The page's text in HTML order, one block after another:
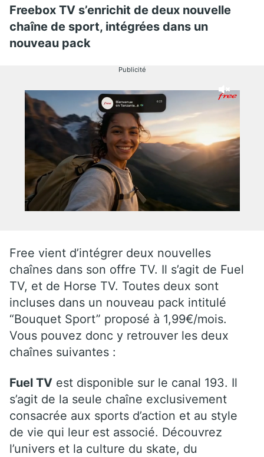
Freebox TV s’enrichit de deux nouvelle
chaîne de sport, intégrées dans un
nouveau pack
Publicité
Free vient d’intégrer deux nouvelles
chaînes dans son offre TV. Il s’agit de Fuel
TV, et de Horse TV. Toutes deux sont
incluses dans un nouveau pack intitulé
“Bouquet Sport” proposé à 1,99€/mois.
Vous pouvez donc y retrouver les deux
chaînes suivantes :
Fuel TV est disponible sur le canal 193. Il
s’agit de la seule chaîne exclusivement
consacrée aux sports d’action et au style
de vie qui leur est associé. Découvrez
l’univers et la culture du skate, du